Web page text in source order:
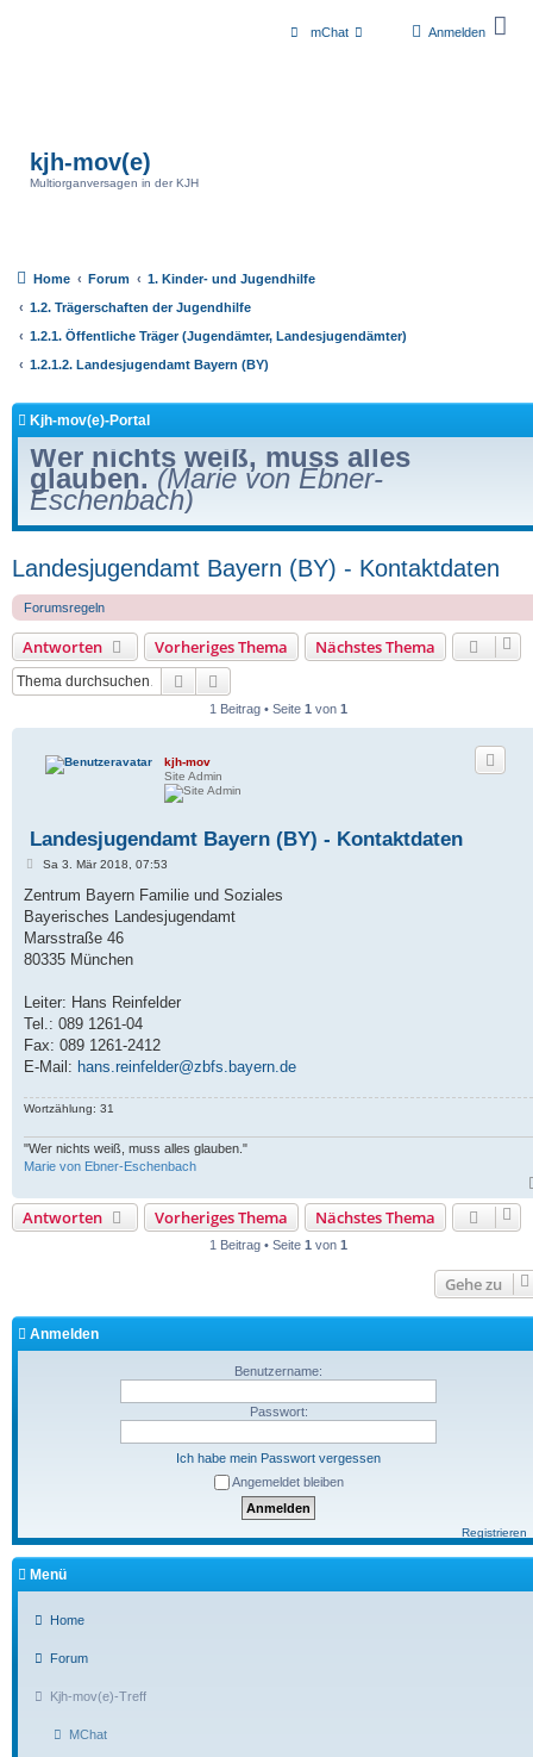
Anmelden
mChat
kjh-mov(e)
Multiorganversagen in der KJH
Home Forum
1. Kinder- und Jugendhilfe
1.2. Trägerschaften der Jugendhilfe
1.2.1. Öffentliche Träger (Jugendämter, Landesjugendämter)
1.2.1.2. Landesjugendamt Bayern (BY)
Kjh-mov(e)-Portal
Wer nichts weiß, muss alles
glauben. (Marie von Ebner-
Eschenbach)
Landesjugendamt Bayern (BY) - Kontaktdaten
Forumsregeln
Antworten Vorheriges Thema
Nächstes Thema
Suche
1 Beitrag • Seite 1 von 1
kjh-mov
Site Admin
Landesjugendamt Bayern (BY) - Kontaktdaten
B
i
r
a
Sa 3. Mär 2018, 07:53
Zentrum Bayern Familie und Soziales
Bayerisches Landesjugendamt
Marsstraße 46
80335 München
Leiter: Hans Reinfelder
Tel.: 089 1261-04
Fax: 089 1261-2412
E-Mail: hans.reinfelder@zbfs.bayern.de
Wortzählung: 31
"Wer nichts weiß, muss alles glauben."
Marie von Ebner-Eschenbach
Antworten Vorheriges Thema Nächstes Thema
1 Beitrag • Seite 1 von 1
Gehe zu
Anmelden
Benutzername:
Passwort:
Ich habe mein Passwort vergessen
Angemeldet bleiben
Registrieren
Menü
Home
Forum
Kjh-mov(e)-Treff
MChat